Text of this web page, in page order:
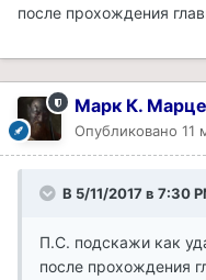
после прохождения
Марк К.
Опубликовано 11
В 5/11/2017 в 7:30
П.С. подскажи как
после прохождения